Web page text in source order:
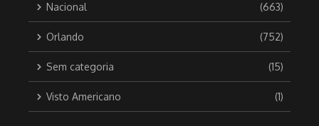
Nacional (663)
Orlando (752)
Sem categoria (15)
Visto Americano (1)